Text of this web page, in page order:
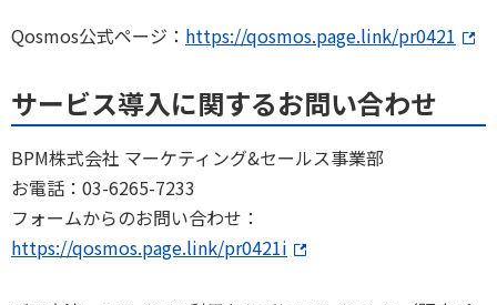
Qosmos公式ページ： https://qosmos.page.link/pr0421
サービス導入に関するお問い合わせ
BPM株式会社 マーケティング&セールス事業部
お電話：03-6265-7233
フォームからのお問い合わせ：
https://qosmos.page.link/pr0421i